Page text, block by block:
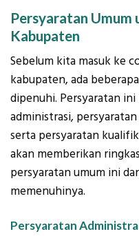
Persyaratan Umum
Kabupaten
Sebelum kita masuk ke
kabupaten, ada
dipenuhi. Persyaratan
administrasi,
serta persyaratan
akan memberikan
persyaratan umum ini
memenuhinya.
Persyaratan